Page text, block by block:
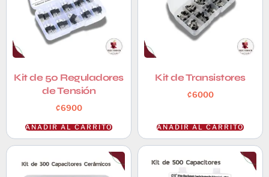
Kit de 50 Reguladores
de Tensión
₡6900
AÑADIR AL CARRITO
Kit de Transistores
₡6000
AÑADIR AL CARRITO